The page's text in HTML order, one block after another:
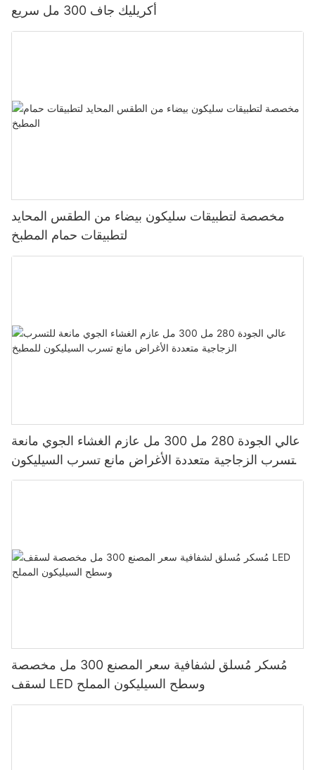
أكريليك جاف 300 مل سريع
مخصصة لتطبيقات سليكون بيضاء من الطقس المحايد
لتطبيقات حمام المطبخ
عالي الجودة 280 مل 300 مل عازم الغشاء الجوي مانعة
للتسرب الزجاجية متعددة الأغراض مانع تسرب السيليكون
للمطبخ
مُسكر مُسلق لشفافية سعر المصنع 300 مل مخصصة
لسقف LED وسطح السيليكون المملح